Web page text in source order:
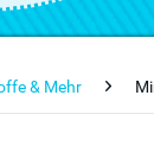
& Mehr